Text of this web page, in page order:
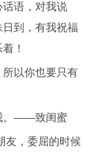
语，对我说
到，有我祝福
！
以你也要只有
。——致闺蜜
友，委屈的时候